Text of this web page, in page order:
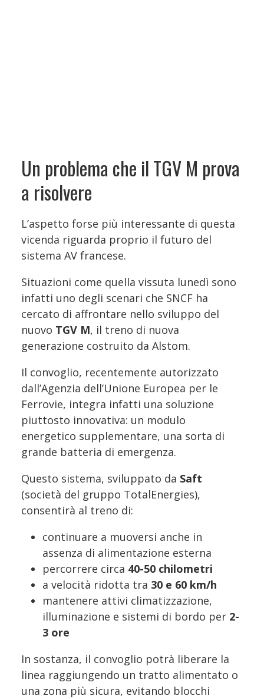
Un problema che il TGV M prova
a risolvere
L’aspetto forse più interessante di questa
vicenda riguarda proprio il futuro del
sistema AV francese.
Situazioni come quella vissuta lunedì sono
infatti uno degli scenari che SNCF ha
cercato di affrontare nello sviluppo del
nuovo TGV M, il treno di nuova
generazione costruito da Alstom.
Il convoglio, recentemente autorizzato
dall’Agenzia dell’Unione Europea per le
Ferrovie, integra infatti una soluzione
piuttosto innovativa: un modulo
energetico supplementare, una sorta di
grande batteria di emergenza.
Questo sistema, sviluppato da Saft
(società del gruppo TotalEnergies),
consentirà al treno di:
continuare a muoversi anche in
assenza di alimentazione esterna
percorrere circa 40-50 chilometri
a velocità ridotta tra 30 e 60 km/h
mantenere attivi climatizzazione,
illuminazione e sistemi di bordo per 2-
3 ore
In sostanza, il convoglio potrà liberare la
linea raggiungendo un tratto alimentato o
una zona più sicura, evitando blocchi